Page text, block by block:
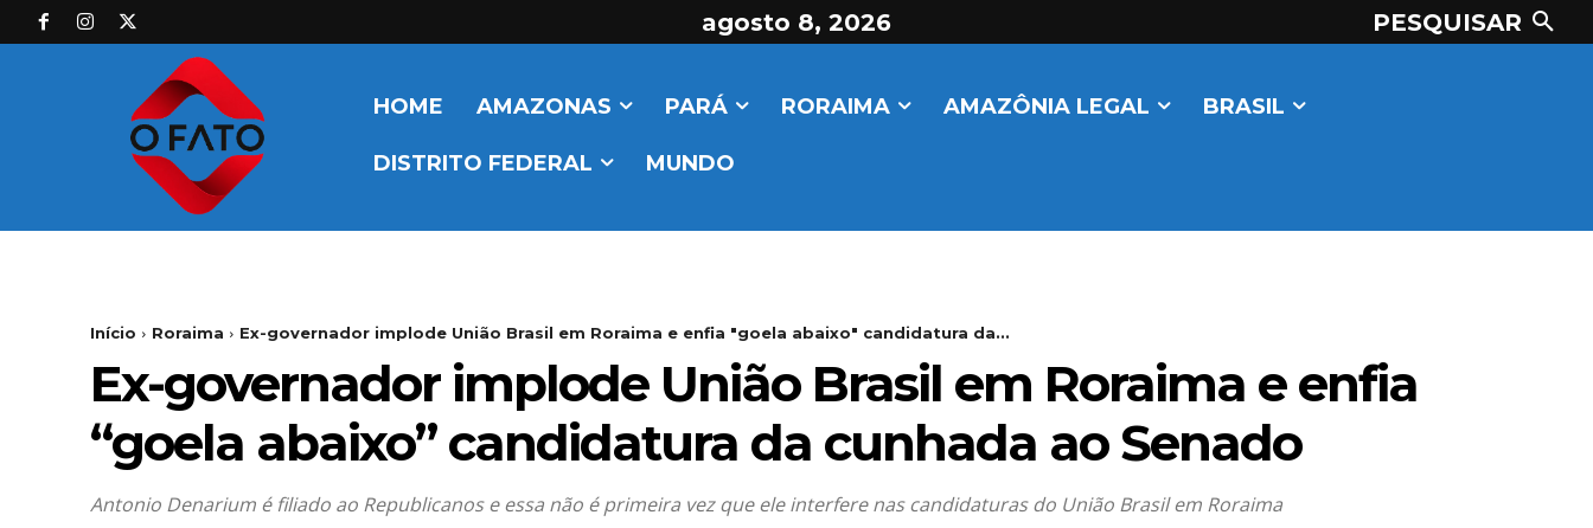
agosto 8, 2026 PESQUISAR
HOME AMAZONAS PARÁ RORAIMA AMAZÔNIA LEGAL BRASIL
DISTRITO FEDERAL MUNDO
Início Roraima Ex-governador implode União Brasil em Roraima e enfia "goela abaixo" candidatura da...
Ex-governador implode União Brasil em Roraima e enfia
“goela abaixo” candidatura da cunhada ao Senado
Antonio Denarium é filiado ao Republicanos e essa não é primeira vez que ele interfere nas candidaturas do União Brasil em Roraima